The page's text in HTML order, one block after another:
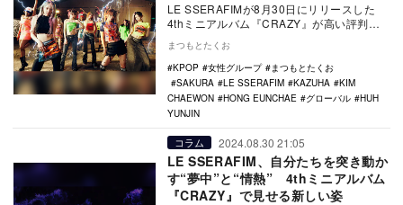
LE SSERAFIMが8月30日にリリースした
4thミニアルバム『CRAZY』が高い評判を
まつもとたくお
KPOP
女性グループ
まつもとたくお
SAKURA
LE SSERAFIM KAZUHA
KIM
CHAEWON
HONG EUNCHAE グローバル
HUH
YUNJIN
コラム 2024.08.30 21:05
LE SSERAFIM、自分たちを突き動か
す“夢中”と“情熱” 4thミニアルバム
『CRAZY』で見せる新しい姿